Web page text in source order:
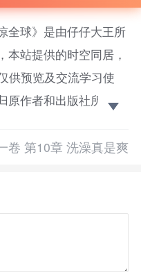
全球》是由仔仔大王所
站提供的时空同居，
供预览及交流学习使
作者和出版社所有，
技大佬了？ 0.5nm
变， 满天飞的空天
时空同居开始说
卷 第10章 洗澡真是爽